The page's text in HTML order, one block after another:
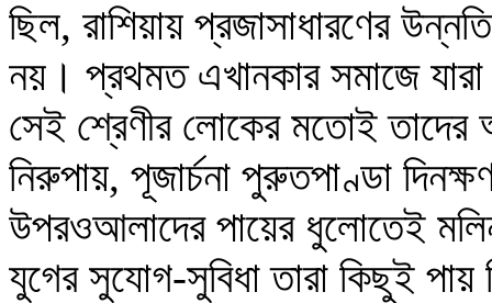
ছিল, রাশিয়ায় প্রজাসাধারণের
নয়। প্রথমত এখানকার সমাজে
সেই শ্রেণীর লোকের মতোই তাদের
নিরুপায়, পূজার্চনা পুরুতপাণ্ডা
উপরওআলাদের পায়ের ধুলোতেই
যুগের সুযোগ-সুবিধা তারা কিছুই